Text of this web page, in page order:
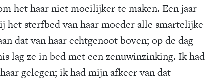
het haar niet moeilijker te maken. Een jaar
het sterfbed van haar moeder alle smartelijke
dat van haar echtgenoot boven; op de dag
lag ze in bed met een zenuwinzinking. Ik had
gelegen; ik had mijn afkeer van dat